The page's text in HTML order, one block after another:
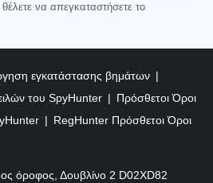
να απεγκαταστήσετε το
εγκατάστασης βημάτων
του SpyHunter
Πρόσθετοι Όροι
RegHunter Πρόσθετοι Όροι
όροφος, Δουβλίνο 2 D02XD82